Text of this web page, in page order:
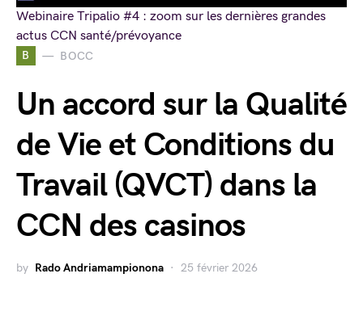
B BOCC
Un accord sur la Qualité
de Vie et Conditions du
Travail (QVCT) dans la
CCN des casinos
by Rado Andriamampionona 25 février 2026
Webinaire Tripalio #4 : zoom sur les dernières grandes
actus CCN santé/prévoyance